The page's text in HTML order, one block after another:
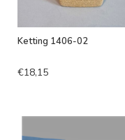
Ketting 1406-02
€18,15